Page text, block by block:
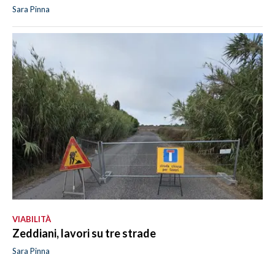
Sara Pinna
VIABILITÀ
Zeddiani, lavori su tre strade
Sara Pinna